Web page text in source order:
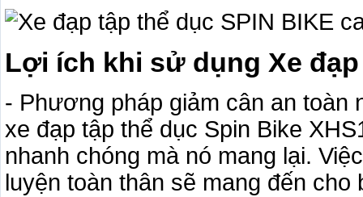
Lợi ích khi sử dụng Xe
- Phương pháp giảm cân an toàn
xe đạp tập thể dục Spin Bike
nhanh chóng mà nó mang lại.
luyện toàn thân sẽ mang đến